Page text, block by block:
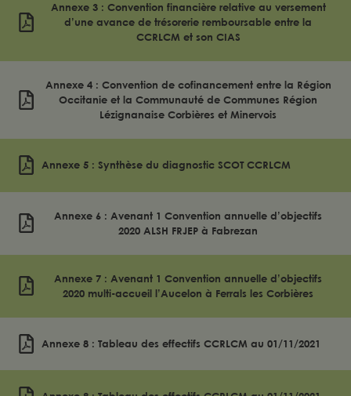
Annexe 3 : Convention financière relative au versement
d’une avance de trésorerie remboursable entre la
CCRLCM et son CIAS
Annexe 4 : Convention de cofinancement entre la Région
Occitanie et la Communauté de Communes Région
Lézignanaise Corbières et Minervois
Annexe 5 : Synthèse du diagnostic SCOT CCRLCM
Annexe 6 : Avenant 1 Convention annuelle d’objectifs
2020 ALSH FRJEP à Fabrezan
Annexe 7 : Avenant 1 Convention annuelle d’objectifs
2020 multi-accueil l’Aucelon à Ferrals les Corbières
Annexe 8 : Tableau des effectifs CCRLCM au 01/11/2021